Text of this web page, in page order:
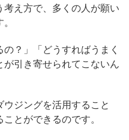
え方で、多くの人が願い
？」「どうすればうまく
引き寄せられてこないん
ジングを活用すること
とができるのです。